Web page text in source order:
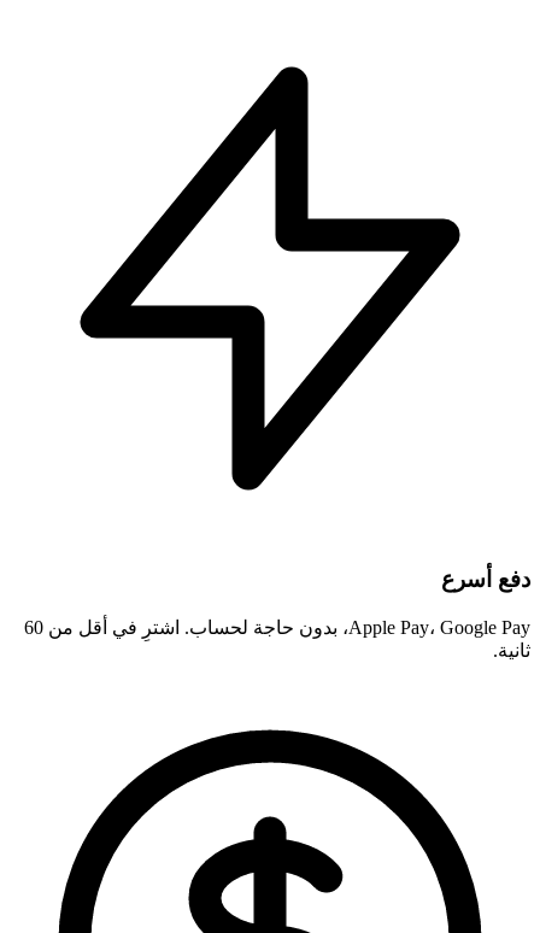
دفع أسرع
Apple Pay، Google Pay، بدون حاجة لحساب. اشترِ في أقل من 60
ثانية.